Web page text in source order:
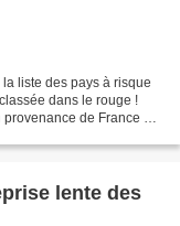
liste des pays à risque
dans le rouge !
de France qui
lente des